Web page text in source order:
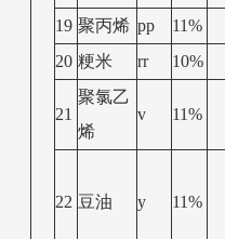
19 聚丙烯 pp 11%
20 粳米 rr 10%
21
聚氯乙
烯
v 11%
22 豆油 y 11%